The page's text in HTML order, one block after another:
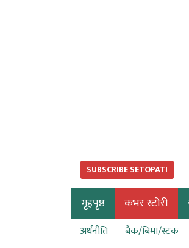
SUBSCRIBE SETOPATI
गृहपृष्ठ कभर स्टोरी
अर्थनीति बैंक/बिमा/स्टक